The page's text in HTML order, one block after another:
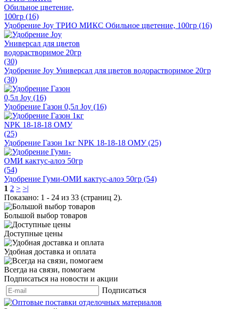
Удобрение Joy ТРИО МИКС Обильное цветение, 100гр (16)
Удобрение Joy Универсал для цветов водорастворимое 20гр
(30)
Удобрение Газон 0,5л Joy (16)
Удобрение Газон 1кг NPK 18-18-18 ОМУ (25)
Удобрение Гуми-ОМИ кактус-алоэ 50гр (54)
1 2 > >|
Показано: 1 - 24 из 33 (страниц 2).
Большой выбор товаров
Доступные цены
Удобная доставка и оплата
Всегда на связи, помогаем
Подписаться на новости и акции
Подписаться